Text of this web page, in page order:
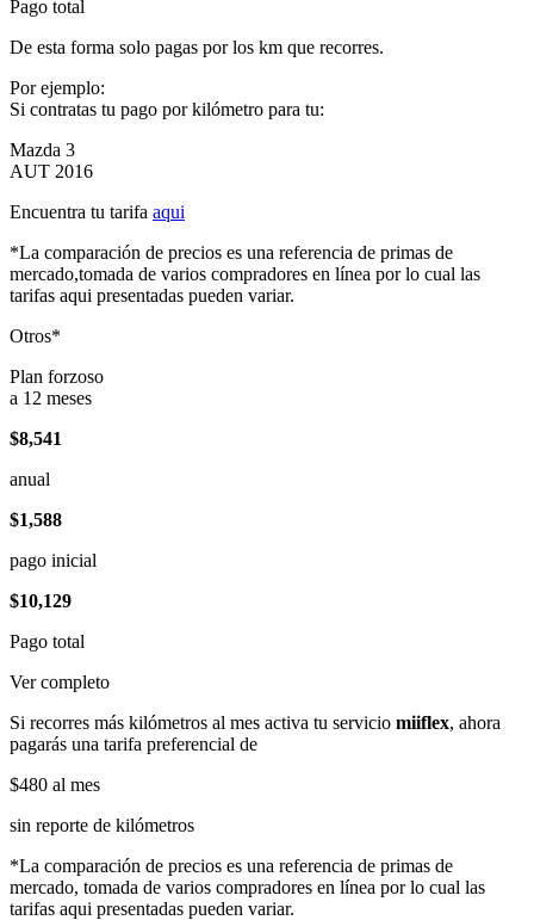
Pago total
De esta forma solo pagas por los km que recorres.
Por ejemplo:
Si contratas tu pago por kilómetro para tu:
Mazda 3
AUT 2016
Encuentra tu tarifa aqui
*La comparación de precios es una referencia de primas de
mercado,tomada de varios compradores en línea por lo cual las
tarifas aqui presentadas pueden variar.
Otros*
Plan forzoso
a 12 meses
$8,541
anual
$1,588
pago inicial
$10,129
Pago total
Ver completo
Si recorres más kilómetros al mes activa tu servicio miiflex, ahora
pagarás una tarifa preferencial de
$480 al mes
sin reporte de kilómetros
*La comparación de precios es una referencia de primas de
mercado, tomada de varios compradores en línea por lo cual las
tarifas aqui presentadas pueden variar.